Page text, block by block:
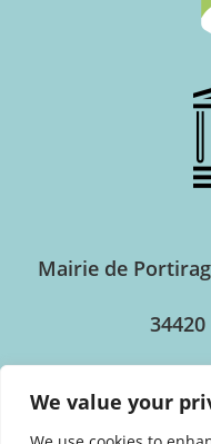
We value your
Mairie de
34420